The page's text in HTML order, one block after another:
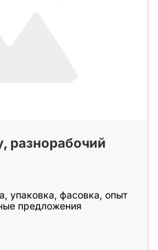
разнорабочий
упаковка, фасовка, опыт
предложения